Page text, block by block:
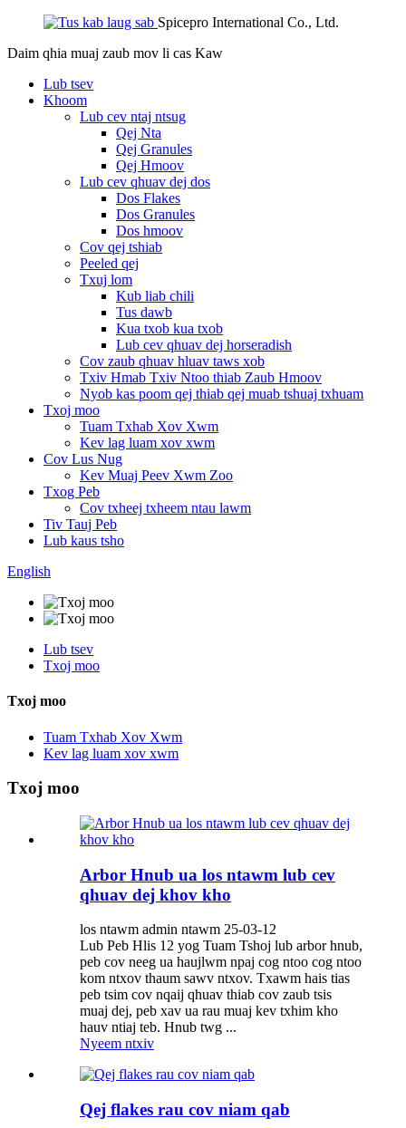
Spicepro International Co., Ltd.
Daim qhia muaj zaub mov li cas Kaw
Lub tsev
Khoom
Lub cev ntaj ntsug
Qej Nta
Qej Granules
Qej Hmoov
Lub cev qhuav dej dos
Dos Flakes
Dos Granules
Dos hmoov
Cov qej tshiab
Peeled qej
Txuj lom
Kub liab chili
Tus dawb
Kua txob kua txob
Lub cev qhuav dej horseradish
Cov zaub qhuav hluav taws xob
Txiv Hmab Txiv Ntoo thiab Zaub Hmoov
Nyob kas poom qej thiab qej muab tshuaj txhuam
Txoj moo
Tuam Txhab Xov Xwm
Kev lag luam xov xwm
Cov Lus Nug
Kev Muaj Peev Xwm Zoo
Txog Peb
Cov txheej txheem ntau lawm
Tiv Tauj Peb
Lub kaus tsho
English
Lub tsev
Txoj moo
Txoj moo
Tuam Txhab Xov Xwm
Kev lag luam xov xwm
Txoj moo
Arbor Hnub ua los ntawm lub cev
qhuav dej khov kho
los ntawm admin ntawm 25-03-12
Lub Peb Hlis 12 yog Tuam Tshoj lub arbor hnub,
peb cov neeg ua haujlwm npaj cog ntoo cog ntoo
kom ntxov thaum sawv ntxov. Txawm hais tias
peb tsim cov nqaij qhuav thiab cov zaub tsis
muaj dej, peb xav ua rau muaj kev txhim kho
hauv ntiaj teb. Hnub twg ...
Nyeem ntxiv
Qej flakes rau cov niam qab